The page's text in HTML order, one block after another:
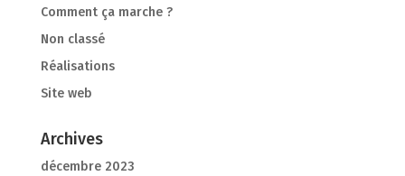
Comment ça marche ?
Non classé
Réalisations
Site web
Archives
décembre 2023